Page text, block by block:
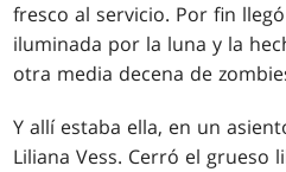
fresco al servicio. Por fin
iluminada por la luna y la
otra media decena de
Y allí estaba ella, en un
Liliana Vess. Cerró el grueso